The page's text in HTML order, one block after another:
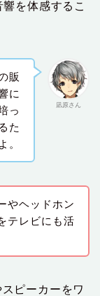
を体感するこ
凪原さん
販
に
っ
た
。
やヘッドホン
テレビにも活
ピーカーをワ